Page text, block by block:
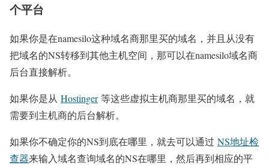
个平台
如果你是在namesilo这种域名商那里买的域名，并且从没有
把域名的NS转移到其他主机空间，那可以在namesilo域名商
后台直接解析。
如果你是从 Hostinger等这些虚拟主机商那里买的域名，就
需要到主机商的后台解析。
如果你不确定你的NS到底在哪里，就去可以通过 NS地址检
查器来输入域名查询域名的NS在哪里，然后再到相应的平